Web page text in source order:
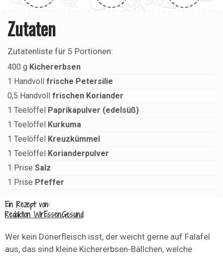
Zutaten
Zutatenliste für 5 Portionen:
400 g Kichererbsen
1 Handvoll
frische Petersilie
0,5 Handvoll
frischen Koriander
1 Teelöffel
Paprikapulver (edelsüß)
1 Teelöffel
Kurkuma
1 Teelöffel
Kreuzkümmel
1 Teelöffel
Korianderpulver
1 Prise Salz
1 Prise Pfeffer
Ein Rezept von:
Redaktion WirEssenGesund
Wer kein Dönerfleisch isst, der weicht gerne auf Falafel
aus, das sind kleine Kichererbsen-Bällchen, welche